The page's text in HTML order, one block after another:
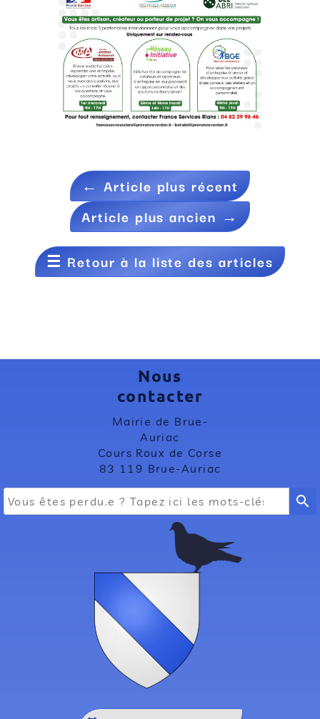
← Article plus récent
Article plus ancien →
☰ Retour à la liste des articles
Nous
contacter
Mairie de Brue-
Auriac
Cours Roux de Corse
83 119 Brue-Auriac
search